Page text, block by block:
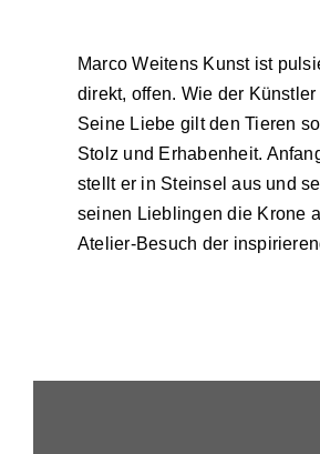
Marco Weitens Kunst ist
direkt, offen. Wie der Künstler
Seine Liebe gilt den Tieren
Stolz und Erhabenheit.
stellt er in Steinsel aus und
seinen Lieblingen die Krone
Atelier-Besuch der